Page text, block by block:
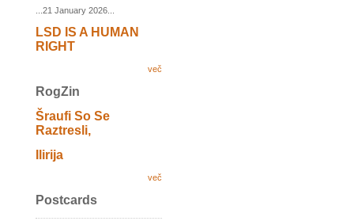
...21 January 2026...
LSD IS A HUMAN
RIGHT
več
RogZin
Šraufi So Se
Raztresli,
Ilirija
več
Postcards